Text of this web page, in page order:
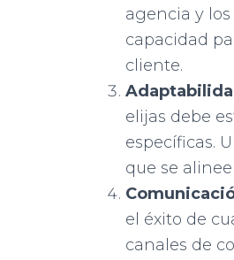
agencia y
capacidad
cliente.
elijas debe
específicas.
que se
el éxito de
canales de